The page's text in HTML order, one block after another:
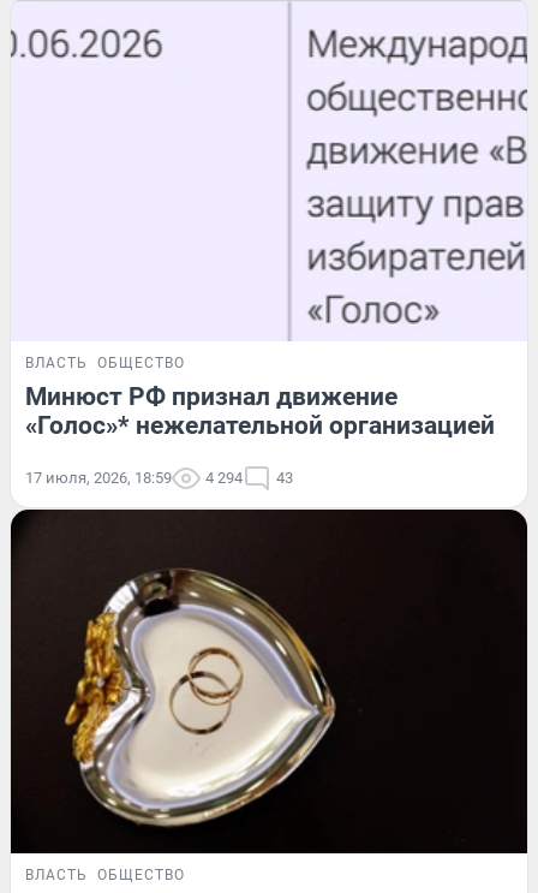
ВЛАСТЬ ОБЩЕСТВО
Минюст РФ признал движение
«Голос»* нежелательной организацией
17 июля, 2026, 18:59 4 294 43
ВЛАСТЬ ОБЩЕСТВО